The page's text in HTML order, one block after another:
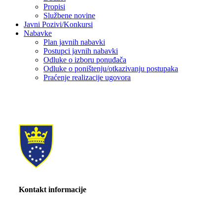
Propisi
Službene novine
Javni Pozivi/Konkursi
Nabavke
Plan javnih nabavki
Postupci javnih nabavki
Odluke o izboru ponuđača
Odluke o poništenju/otkazivanju postupaka
Praćenje realizacije ugovora
Kontakt informacije